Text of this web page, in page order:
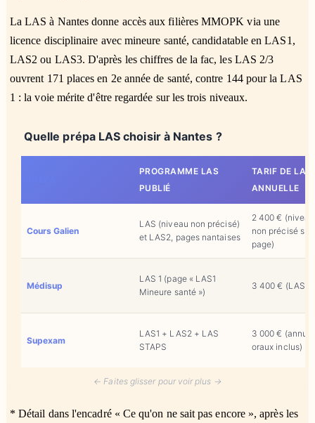
La LAS à Nantes donne accès aux filières MMOPK via une
licence disciplinaire avec mineure santé, candidatable en LAS1,
LAS2 ou LAS3. D'après les chiffres de la fac, les LAS 2/3
ouvrent 171 places en 2e année de santé, contre 144 pour la LAS
1 : la voie mérite d'être regardée sur les trois niveaux.
Quelle prépa LAS choisir à Nantes ?
PROGRAMME LAS
PUBLIÉ
TARIF DE LA
ANNUELLE
Cours Galien
LAS (niveau non précisé)
et LAS2, pages nantaises
2 400 € (niveau
non précisé sur
page)
Médisup
LAS 1 (page « LAS1
Mineure santé »)
3 400 € (LAS 1)
Supexam
LAS1 + LAS2 + LAS
STAPS
3 000 €
oraux inclus)
← Faites glisser pour voir plus →
* Détail dans l'encadré « Ce qu'on ne sait pas encore », après les